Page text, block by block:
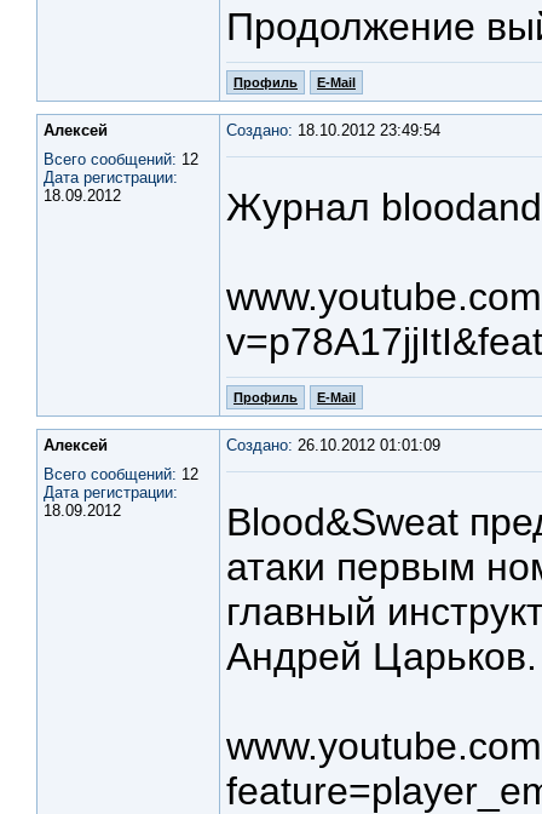
Продолжение
Профиль E-Mail
Алексей
Всего сообщений: 12
Дата регистрации:
18.09.2012
Создано: 18.10.2012 23:49:54
Журнал
Профиль E-Mail
Алексей
Всего сообщений: 12
Дата регистрации:
18.09.2012
Создано: 26.10.2012 01:01:09
Blood&Sweat
атаки первым
главный
Андрей Царьков.